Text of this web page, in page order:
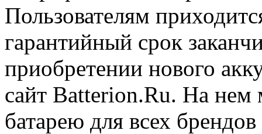
Пользователям
гарантийный срок
приобретении нового
сайт Batterion.Ru. На
батарею для всех